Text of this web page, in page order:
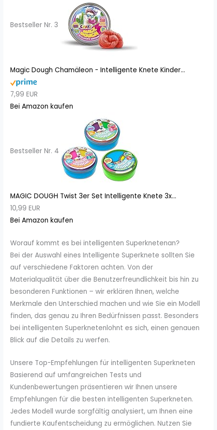
Bestseller Nr. 3
Magic Dough Chamäleon - Intelligente Knete Kinder...
7,99 EUR
Bei Amazon kaufen
Bestseller Nr. 4
MAGIC DOUGH Twist 3er Set Intelligente Knete 3x...
10,99 EUR
Bei Amazon kaufen
Worauf kommt es bei intelligenten Superknetenan?
Bei der Auswahl eines Intelligente Superknete sollten Sie
auf verschiedene Faktoren achten. Von der
Materialqualität über die Benutzerfreundlichkeit bis hin zu
besonderen Funktionen – wir erklären Ihnen, welche
Merkmale den Unterschied machen und wie Sie ein Modell
finden, das genau zu Ihren Bedürfnissen passt. Besonders
bei intelligenten Superknetenlohnt es sich, einen genauen
Blick auf die Details zu werfen.
Unsere Top-Empfehlungen für intelligenten Superkneten
Basierend auf umfangreichen Tests und
Kundenbewertungen präsentieren wir Ihnen unsere
Empfehlungen für die besten intelligenten Superkneten.
Jedes Modell wurde sorgfältig analysiert, um Ihnen eine
fundierte Kaufentscheidung zu ermöglichen. Nutzen Sie